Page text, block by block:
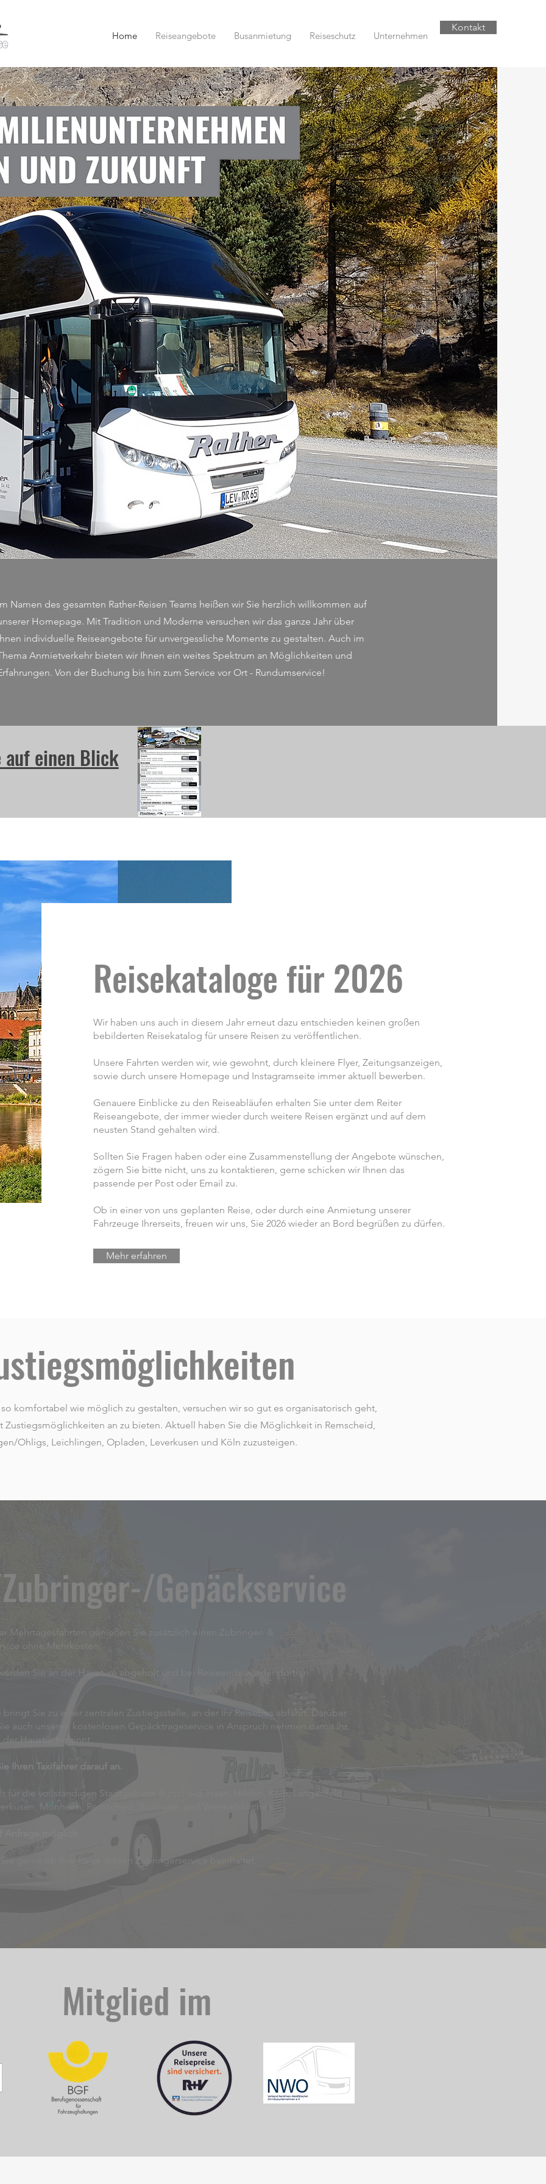
Home Reiseangebote Busanmietung Reiseschutz Unternehmen
Kontakt
Namen des gesamten Rather-Reisen Teams heißen wir Sie herzlich willkommen auf
Homepage. Mit Tradition und Moderne versuchen wir das ganze Jahr über
individuelle Reiseangebote für unvergessliche Momente zu gestalten. Auch im
Anmietverkehr bieten wir Ihnen ein weites Spektrum an Möglichkeiten und
Von der Buchung bis hin zum Service vor Ort - Rundumservice!
auf einen Blick
Reisekataloge für 2026
Wir haben uns auch in diesem Jahr erneut dazu entschieden keinen großen
bebilderten Reisekatalog für unsere Reisen zu veröffentlichen.
Unsere Fahrten werden wir, wie gewohnt, durch kleinere Flyer, Zeitungsanzeigen,
sowie durch unsere Homepage und Instagramseite immer aktuell bewerben.
Genauere Einblicke zu den Reiseabläufen erhalten Sie unter dem Reiter
Reiseangebote, der immer wieder durch weitere Reisen ergänzt und auf dem
neusten Stand gehalten wird.
Sollten Sie Fragen haben oder eine Zusammenstellung der Angebote wünschen,
zögern Sie bitte nicht, uns zu kontaktieren, gerne schicken wir Ihnen das
passende per Post oder Email zu.
Ob in einer von uns geplanten Reise, oder durch eine Anmietung unserer
Fahrzeuge Ihrerseits, freuen wir uns, Sie 2026 wieder an Bord begrüßen zu dürfen.
Mehr erfahren
komfortabel wie möglich zu gestalten, versuchen wir so gut es organisatorisch geht,
Zustiegsmöglichkeiten an zu bieten. Aktuell haben Sie die Möglichkeit in Remscheid,
Ohligs, Leichlingen, Opladen, Leverkusen und Köln zuzusteigen.
Gepäckservice
Mehrtagesfahrten genießen Sie zusätzlich einen Zubringer- &
ohne Mehrkosten.
Sie an der Haustüre abgeholt und bei Reiseende wieder dorthin
bringt Sie zu einer zentralen Zustiegsstelle, an der Ihr Reisebus abfährt. Darüber
auch unseren kostenlosen Gepäcktrageservice in Anspruch nehmen,damit Ihr
Haustür beginnt.
Ihren Taxifahrer darauf an.
für die vollständigen Stadtgebiete Burscheid, Haan, Hilden, Köln, Langenfeld,
Monheim, Remscheid, Solingen, und Wermelskirchen.
gerne ob Ihre Reise diesen Zubringerservice beinhaltet.
Mitglied im